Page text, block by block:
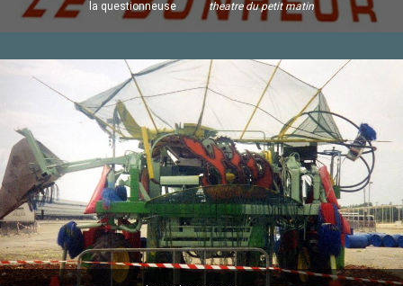
la questionneuse theatre du petit matin